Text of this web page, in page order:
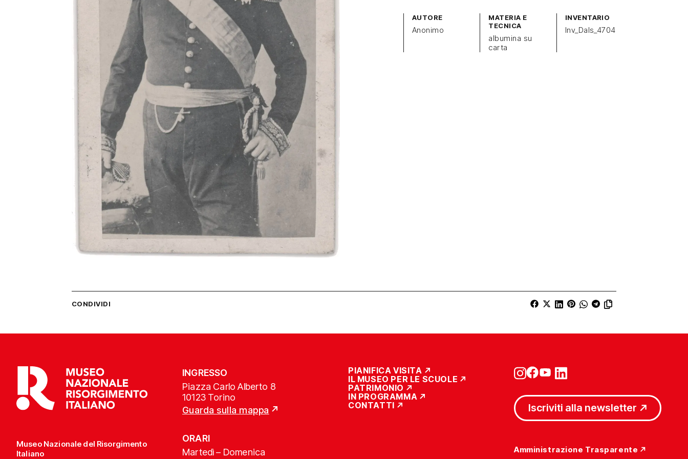
AUTORE
Anonimo
MATERIA E
TECNICA
albumina su
carta
INVENTARIO
Inv_Dals_4704
CONDIVIDI
Museo Nazionale del Risorgimento
Italiano
INGRESSO
Piazza Carlo Alberto 8
10123 Torino
Guarda sulla mappa
ORARI
Martedì – Domenica
PIANIFICA VISITA
IL MUSEO PER LE SCUOLE
PATRIMONIO
IN PROGRAMMA
CONTATTI
Iscriviti alla newsletter
Amministrazione Trasparente